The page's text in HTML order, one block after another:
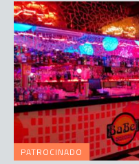
PATROCINADO